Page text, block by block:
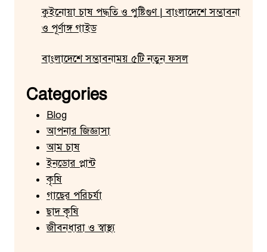
কুইনোয়া চাষ পদ্ধতি ও পুষ্টিগুণ | বাংলাদেশে সম্ভাবনা
ও পূর্ণাঙ্গ গাইড
বাংলাদেশে সম্ভাবনাময় ৫টি নতুন ফসল
Categories
Blog
আপনার জিজ্ঞাসা
আম চাষ
ইনডোর প্লান্ট
কৃষি
গাছের পরিচর্যা
ছাদ কৃষি
জীবনধারা ও স্বাস্থ্য